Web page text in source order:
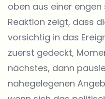
oben aus einer engen
Reaktion zeigt, dass
vorsichtig in das
zuerst gedeckt,
nächstes, dann
nahegelegenen